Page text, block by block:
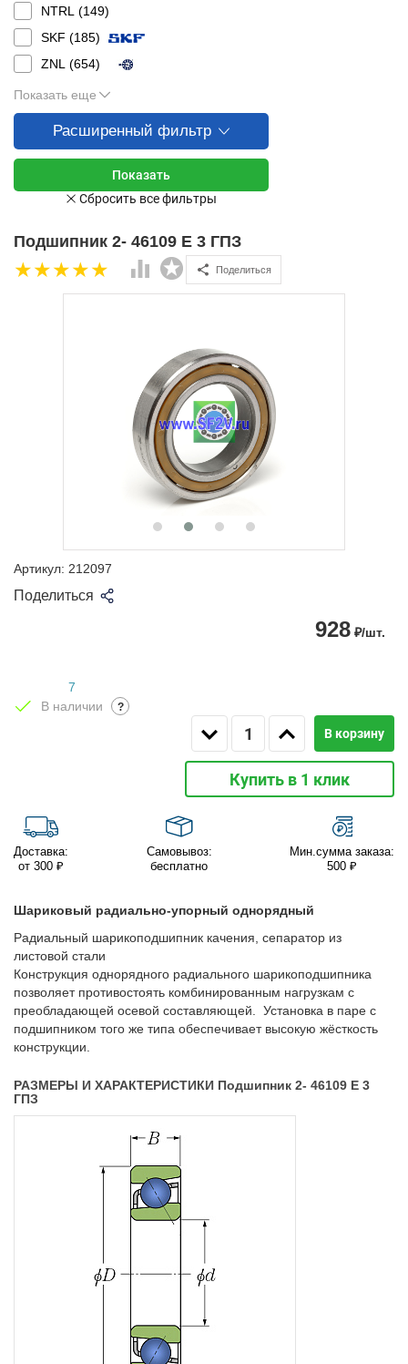
NTRL (149)
SKF (185)
ZNL (654)
Показать еще
Расширенный фильтр
Подшипник 2- 46109 Е 3 ГПЗ
Поделиться
Артикул: 212097
Поделиться
928 ₽/шт.
7
В наличии
?
В корзину
Купить в 1 клик
Доставка:
от 300 ₽
Самовывоз:
бесплатно
Мин.сумма заказа:
500 ₽
Шариковый радиально-упорный однорядный
Радиальный шарикоподшипник качения, сепаратор из
листовой стали
Конструкция однорядного радиального шарикоподшипника
позволяет противостоять комбинированным нагрузкам с
преобладающей осевой составляющей. Установка в паре с
подшипником того же типа обеспечивает высокую жёсткость
конструкции.
РАЗМЕРЫ И ХАРАКТЕРИСТИКИ Подшипник 2- 46109 Е 3
ГПЗ